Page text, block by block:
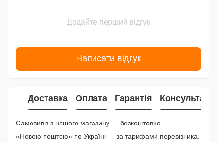
Додайте перший відгук
Написати відгук
Доставка Оплата Гарантія Консультація
Самовивіз з нашого магазину — безкоштовно.
«Новою поштою» по Україні — за тарифами перевізника.